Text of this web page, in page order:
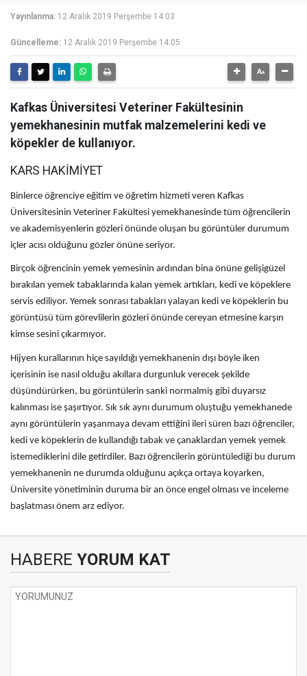
Yayınlanma: 12 Aralık 2019 Perşembe 14:03
Güncelleme: 12 Aralık 2019 Perşembe 14:05
Kafkas Üniversitesi Veteriner Fakültesinin
yemekhanesinin mutfak malzemelerini kedi ve
köpekler de kullanıyor.
KARS HAKİMİYET
Binlerce öğrenciye eğitim ve öğretim hizmeti veren Kafkas
Üniversitesinin Veteriner Fakültesi yemekhanesinde tüm öğrencilerin
ve akademisyenlerin gözleri önünde oluşan bu görüntüler durumum
içler acısı olduğunu gözler önüne seriyor.
Birçok öğrencinin yemek yemesinin ardından bina önüne gelişigüzel
bırakılan yemek tabaklarında kalan yemek artıkları, kedi ve köpeklere
servis ediliyor. Yemek sonrası tabakları yalayan kedi ve köpeklerin bu
görüntüsü tüm görevlilerin gözleri önünde cereyan etmesine karşın
kimse sesini çıkarmıyor.
Hijyen kurallarının hiçe sayıldığı yemekhanenin dışı böyle iken
içerisinin ise nasıl olduğu akıllara durgunluk verecek şekilde
düşündürürken, bu görüntülerin sanki normalmiş gibi duyarsız
kalınması ise şaşırtıyor. Sık sık aynı durumum oluştuğu yemekhanede
aynı görüntülerin yaşanmaya devam ettiğini ileri süren bazı öğrenciler,
kedi ve köpeklerin de kullandığı tabak ve çanaklardan yemek yemek
istemediklerini dile getirdiler. Bazı öğrencilerin görüntülediği bu durum
yemekhanenin ne durumda olduğunu açıkça ortaya koyarken,
Üniversite yönetiminin duruma bir an önce engel olması ve inceleme
başlatması önem arz ediyor.
HABERE YORUM KAT